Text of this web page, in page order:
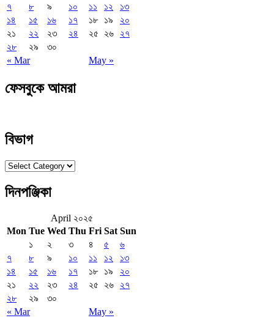
« Mar May »
৭
৮ ৯ ১০ ১১ ১২
১৩
১৪
১৫ ১৬ ১৭ ১৮ ১৯
২০
২১
২২ ২৩ ২৪ ২৫ ২৬
২৭
২৮
২৯ ৩০
ফেসবুকে আমরা
বিভাগ
বিভাগ
দিনপঞ্জিকা
April ২০২৫
Mon Tue Wed Thu Fri Sat Sun
« Mar May »
১ ২ ৩ ৪ ৫
৬
৭
৮ ৯ ১০ ১১ ১২
১৩
১৪
১৫ ১৬ ১৭ ১৮ ১৯
২০
২১
২২ ২৩ ২৪ ২৫ ২৬
২৭
২৮
২৯ ৩০